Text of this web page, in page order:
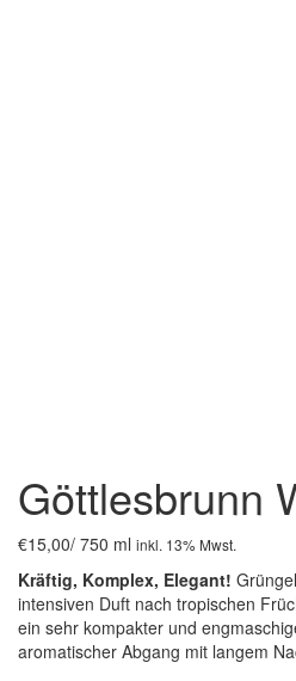
Göttlesbrunn
€15,00/ 750 ml inkl. 13% Mwst.
Kräftig, Komplex, Elegant!
intensiven Duft nach tropischen
ein sehr kompakter und
aromatischer Abgang mit langem